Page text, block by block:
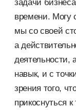
задачи бизнеса
времени. Могу
мы со своей
а
навык, и с
зрения того,
прикоснуться